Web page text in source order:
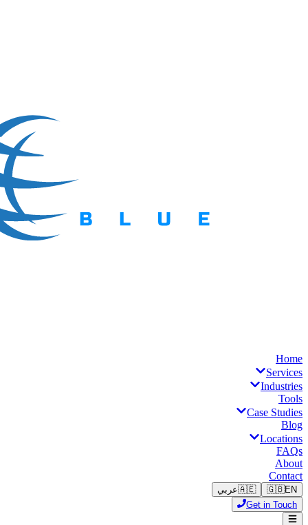
Home
Services
Industries
Tools
Case Studies
Blog
Locations
FAQs
About
Contact
🇬🇧EN
🇦🇪عربي
Get in Touch